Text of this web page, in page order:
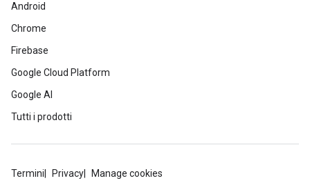
Android
Chrome
Firebase
Google Cloud Platform
Google AI
Tutti i prodotti
Termini Privacy Manage cookies